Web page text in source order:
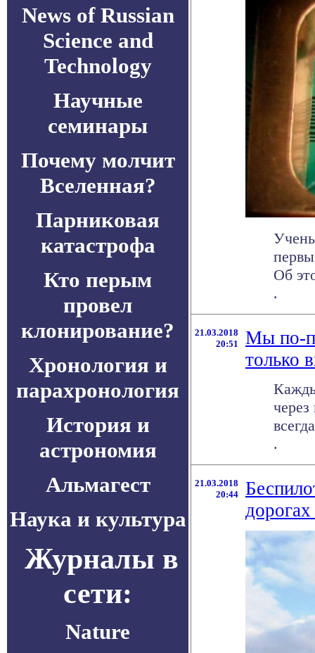
News of Russian
Science and
Technology
Научные
семинары
Почему молчит
Вселенная?
Парниковая
катастрофа
Кто перым
провел
клонирование?
Хронология и
парахронология
История и
астрономия
Альмагест
Наука и культура
Журналы в
сети:
Nature
Об
.
21.03.2018
20:51
Мы по-
только
.
21.03.2018
20:44